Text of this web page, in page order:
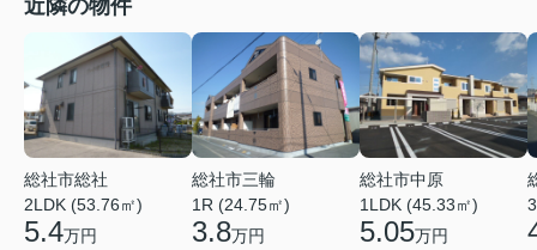
近隣の物件
総社市総社
2LDK (53.76㎡)
5.4万円
総社市三輪
1R (24.75㎡)
3.8万円
総社市中原
1LDK (45.33㎡)
5.05万円